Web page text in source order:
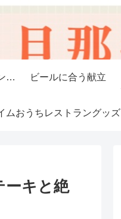
スパークリングワインに合う献立 ビールに合う献立
ムおうちレストラングッズ
ーキと絶